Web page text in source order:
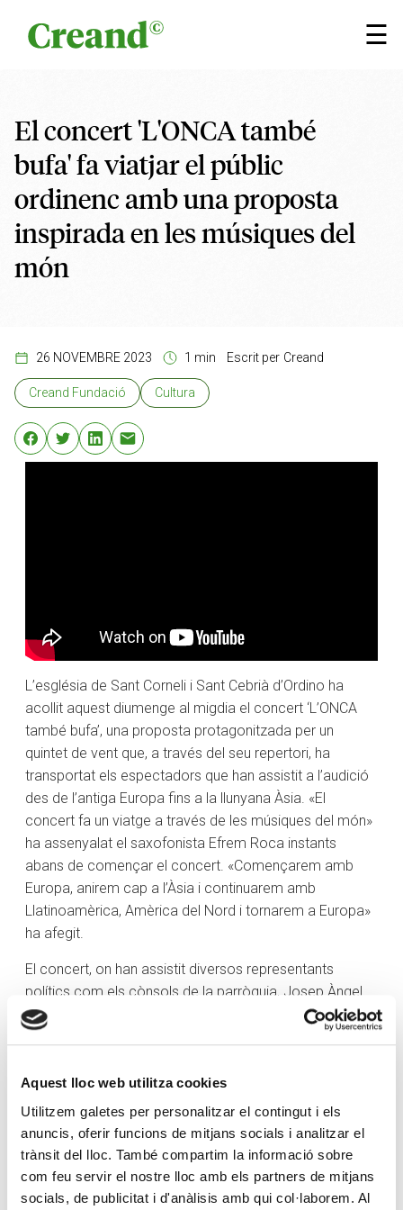
Aquest lloc web utilitza cookies
Utilitzem galetes per personalitzar el contingut i els
anuncis, oferir funcions de mitjans socials i analitzar el
trànsit del lloc. També compartim la informació sobre
com feu servir el nostre lloc amb els partners de mitjans
socials, de publicitat i d'anàlisis amb qui col·laborem. Al
☰
×
El concert 'L'ONCA també
bufa' fa viatjar el públic
ordinenc amb una proposta
inspirada en les músiques del
món
26 NOVEMBRE 2023 1 min Escrit per Creand
Creand Fundació Cultura
L’església de Sant Corneli i Sant Cebrià d’Ordino ha
acollit aquest diumenge al migdia el concert ‘L’ONCA
també bufa’, una proposta protagonitzada per un
quintet de vent que, a través del seu repertori, ha
transportat els espectadors que han assistit a l’audició
des de l’antiga Europa fins a la llunyana Àsia. «El
concert fa un viatge a través de les músiques del món»
ha assenyalat el saxofonista Efrem Roca instants
abans de començar el concert. «Començarem amb
Europa, anirem cap a l’Àsia i continuarem amb
Llatinoamèrica, Amèrica del Nord i tornarem a Europa»
ha afegit.
El concert, on han assistit diversos representants
polítics com els cònsols de la parròquia, Josep Àngel
Mortés i Eva Choy, ha comptat amb un repertori format
per peces de Bach, Verdi, Gershwin i Walters, entre
barroc i anirem viatjant a través de la història cap a una
música més moderna. També interpretarem òperes i
peces creades originalment per a piano» ha assenyalat
Roca, tot assegurant que es tracta d’un repertori molt
variat.